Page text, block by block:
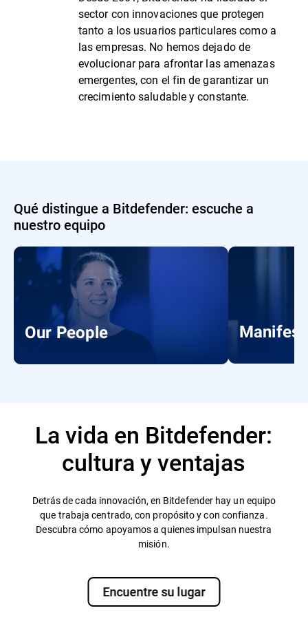
sector con innovaciones que protegen
tanto a los usuarios particulares como a
las empresas. No hemos dejado de
evolucionar para afrontar las amenazas
emergentes, con el fin de garantizar un
crecimiento saludable y constante.
Qué distingue a Bitdefender: escuche a
nuestro equipo
Our People
La vida en Bitdefender:
cultura y ventajas
Detrás de cada innovación, en Bitdefender hay un equipo
que trabaja centrado, con propósito y con confianza.
Descubra cómo apoyamos a quienes impulsan nuestra
misión.
Encuentre su lugar